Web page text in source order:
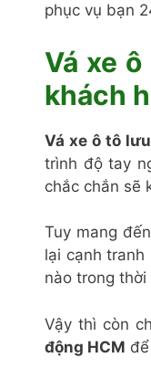
phục vụ bạn
Vá xe
khách
Vá xe ô tô
trình độ tay
chắc chắn sẽ
Tuy mang
lại cạnh
nào trong
Vậy thì còn
động HCM